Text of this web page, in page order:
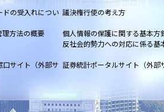
ドの受入れについ 議決権行使の考え方
理方法の概要 個人情報の保護に関する基本方
反社会的勢力への対応に係る基
サイト（外部サ 証券統計ポータルサイト（外部